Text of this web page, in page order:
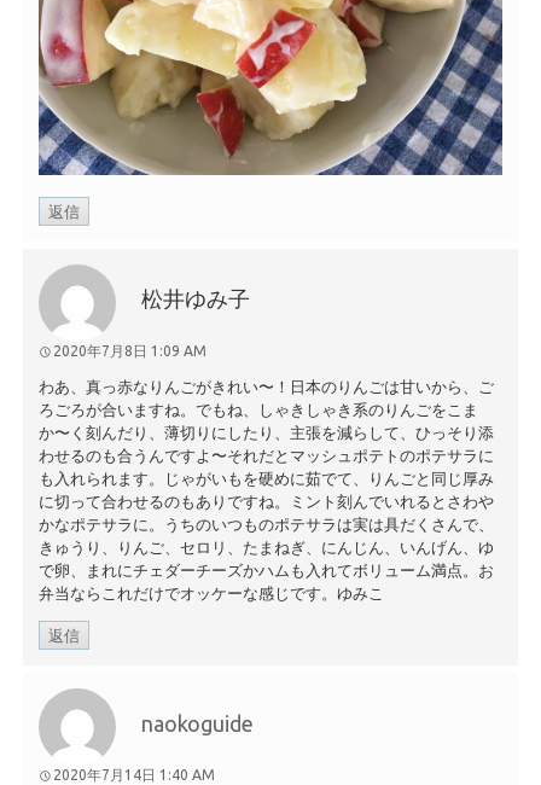
返信
松井ゆみ子
2020年7月8日 1:09 AM
わあ、真っ赤なりんごがきれい〜！日本のりんごは甘いから、ご
ろごろが合いますね。でもね、しゃきしゃき系のりんごをこま
か〜く刻んだり、薄切りにしたり、主張を減らして、ひっそり添
わせるのも合うんですよ〜それだとマッシュポテトのポテサラに
も入れられます。じゃがいもを硬めに茹でて、りんごと同じ厚み
に切って合わせるのもありですね。ミント刻んでいれるとさわや
かなポテサラに。うちのいつものポテサラは実は具だくさんで、
きゅうり、りんご、セロリ、たまねぎ、にんじん、いんげん、ゆ
で卵、まれにチェダーチーズかハムも入れてボリューム満点。お
弁当ならこれだけでオッケーな感じです。ゆみこ
返信
naokoguide
2020年7月14日 1:40 AM